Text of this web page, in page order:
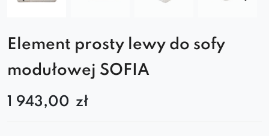
Element prosty lewy do sofy
modułowej SOFIA
1 943,00 zł